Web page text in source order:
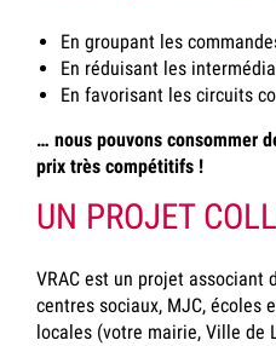
En groupant les
En réduisant les
En favorisant les circuits
… nous pouvons consommer
prix très compétitifs !
UN PROJET
VRAC est un projet associant
centres sociaux, MJC, écoles
locales (votre mairie, Ville de